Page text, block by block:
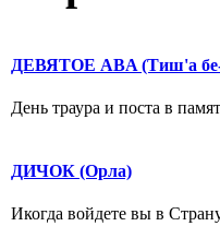
ДЕВЯТОЕ ABA (Тиш'а
День траура и поста в
ДИЧОК (Орла)
Икогда войдете вы в